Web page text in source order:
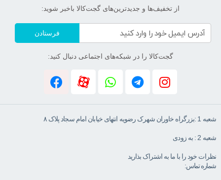
از تخفیف‌ها و جدیدترین‌های گجت‌کالا باخبر شوید:
فرستادن
گجت‌کالا را در شبکه‌های اجتماعی دنبال کنید:
شعبه 1 :بزرگراه خاوران شهرک رضویه انتهای خیابان امام سجاد پلاک ۸
شعبه 2 : به زودی
نظرات خود را با ما به اشتراک بذارید
شماره تماس: